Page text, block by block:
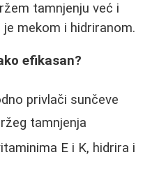
tamnjenju već i
mekom i hidriranom.
efikasan?
privlači sunčeve
tamnjenja
E i K, hidrira i